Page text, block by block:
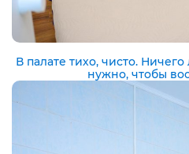
В палате тихо, чисто.
нужно, чтобы